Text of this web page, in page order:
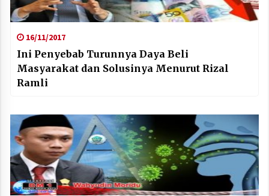
16/11/2017
Ini Penyebab Turunnya Daya Beli
Masyarakat dan Solusinya Menurut Rizal
Ramli